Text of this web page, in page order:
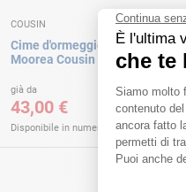
COUSIN
Cime d'ormeggio ammortizzate
Moorea Cousin
già da
43,00 €
Disponibile in numerose varianti